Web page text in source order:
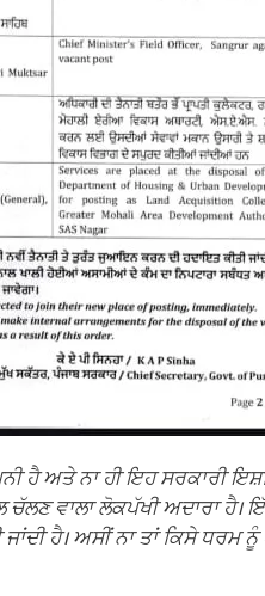
ਹੈ ਅਤੇ ਨਾ ਹੀ ਇਹ ਸਰਕਾਰੀ
ਵਾਲਾ ਲੋਕਪੱਖੀ ਅਦਾਰਾ ਹੈ।
ਹੈ। ਅਸੀਂ ਨਾ ਤਾਂ ਕਿਸੇ ਧਰਮ